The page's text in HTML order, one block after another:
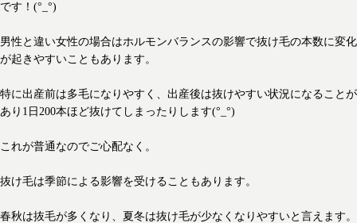
です！(°_°)
男性と違い女性の場合はホルモンバランスの影響で抜け毛の本数に変化
が起きやすいこともあります。
特に出産前は多毛になりやすく、出産後は抜けやすい状況になることが
あり1日200本ほど抜けてしまったりします(°_°)
これが普通なのでご心配なく。
抜け毛は季節による影響を受けることもあります。
春秋は抜毛が多くなり、夏冬は抜け毛が少なくなりやすいと言えます。